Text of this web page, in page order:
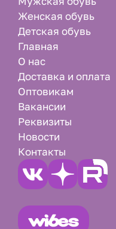
Женская обувь
Детская обувь
Главная
О нас
Доставка и оплата
Оптовикам
Вакансии
Реквизиты
Новости
Контакты